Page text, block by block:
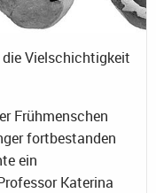
Vielschichtigkeit
Frühmenschen
fortbestanden
ein
Katerina